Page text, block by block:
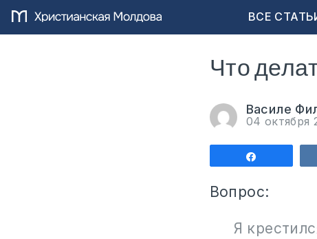
ВСЕ
Что
Василе
04 октября
Вопрос:
Я